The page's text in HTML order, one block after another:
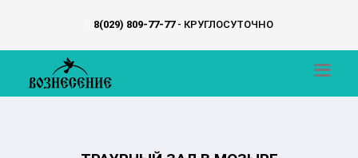
8(029) 809-77-77 - КРУГЛОСУТОЧНО